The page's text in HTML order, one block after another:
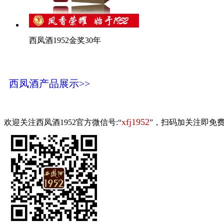
西凤酒1952金奖30年
西凤酒产品展示>>
欢迎关注西凤酒1952官方微信号:“xfj1952”，扫码加关注即免